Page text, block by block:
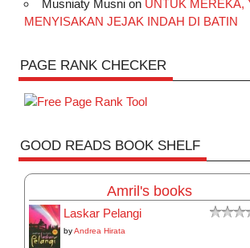
Musniaty Musnion UNTUK MEREKA,
MENYISAKAN JEJAK INDAH DI BATIN
PAGE RANK CHECKER
GOOD READS BOOK SHELF
Amril's books
Laskar Pelangi
byAndrea Hirata